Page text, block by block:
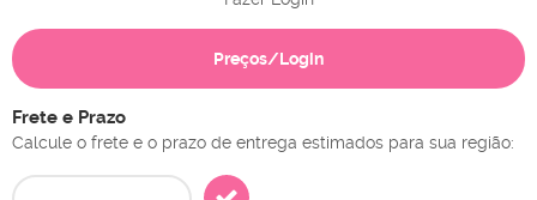
Preços/Login
Frete e Prazo
Calcule o frete e o prazo de entrega estimados para sua região: